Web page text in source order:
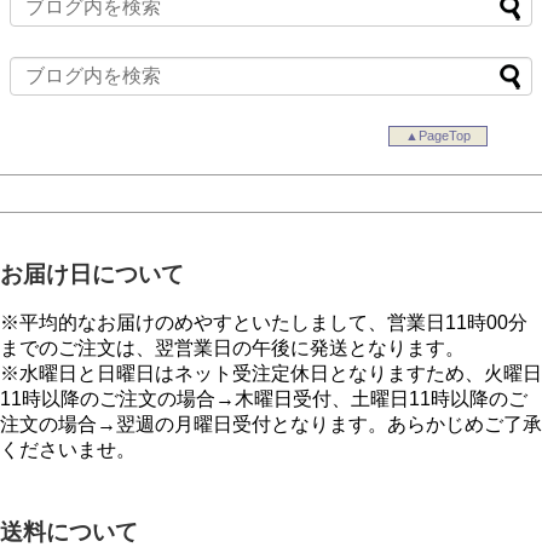
▲PageTop
お届け日について
※平均的なお届けのめやすといたしまして、営業日11時00分
までのご注文は、翌営業日の午後に発送となります。
※水曜日と日曜日はネット受注定休日となりますため、火曜日
11時以降のご注文の場合→木曜日受付、土曜日11時以降のご
注文の場合→翌週の月曜日受付となります。あらかじめご了承
くださいませ。
送料について